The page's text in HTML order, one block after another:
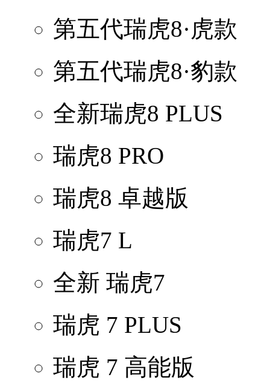
第五代瑞虎8·虎款
第五代瑞虎8·豹款
全新瑞虎8 PLUS
瑞虎8 PRO
瑞虎8 卓越版
瑞虎7 L
全新 瑞虎7
瑞虎 7 PLUS
瑞虎 7 高能版